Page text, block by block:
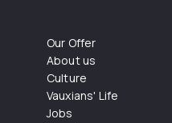
Our Offer
About us
Culture
Vauxians' Life
Jobs